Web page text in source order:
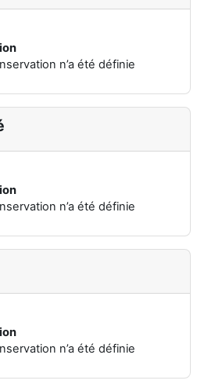
n’a été définie
n’a été définie
n’a été définie